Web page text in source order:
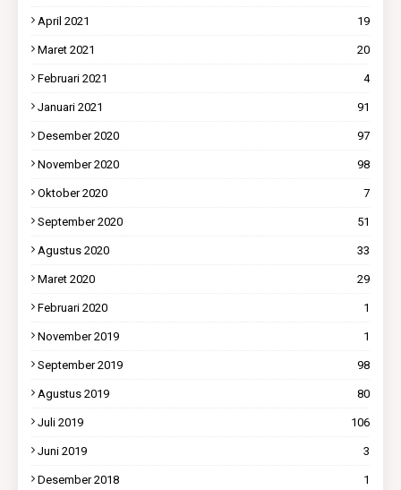
April 2021 19
Maret 2021 20
Februari 2021 4
Januari 2021 91
Desember 2020 97
November 2020 98
Oktober 2020 7
September 2020 51
Agustus 2020 33
Maret 2020 29
Februari 2020 1
November 2019 1
September 2019 98
Agustus 2019 80
Juli 2019 106
Juni 2019 3
Desember 2018 1